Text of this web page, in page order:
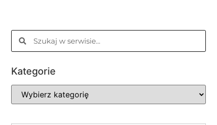
Kategorie